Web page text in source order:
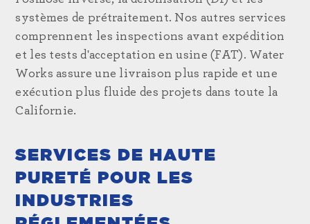
systèmes de prétraitement. Nos autres services
comprennent les inspections avant expédition
et les tests d'acceptation en usine (FAT). Water
Works assure une livraison plus rapide et une
exécution plus fluide des projets dans toute la
Californie.
SERVICES DE HAUTE
PURETÉ POUR LES
INDUSTRIES